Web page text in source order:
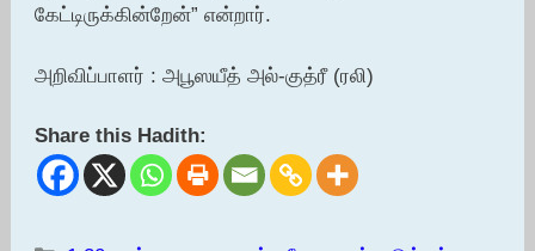
கேட்டிருக்கின்றேன்” என்றார்.
அறிவிப்பாளர் : அபூஸயீத் அல்-குத்ரீ (ரலி)
Share this Hadith: